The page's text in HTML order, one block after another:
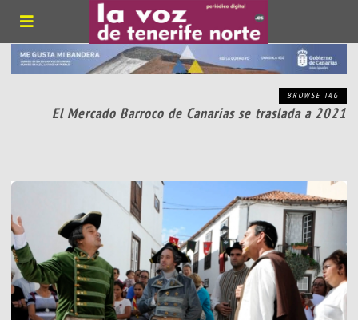
BROWSE TAG
El Mercado Barroco de Canarias se traslada a 2021